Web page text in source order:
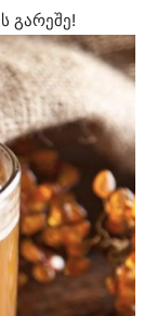
გარეშე!